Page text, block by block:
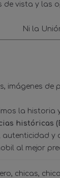
de vista y las
Ni la
imágenes
la historia
históricas
autenticidad y
al mejor
chicas